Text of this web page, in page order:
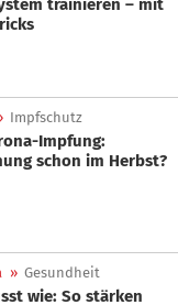
trainieren – mit
Impfschutz
schon im Herbst?
» Gesundheit